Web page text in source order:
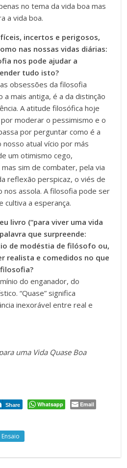
no tema da vida boa mas
a vida boa.
incertos e perigosos,
nas nossas vidas diárias:
nos pode ajudar a
tudo isto?
obsessões da filosofia
a mais antiga, é a da distinção
A atitude filosófica hoje
moderar o pessimismo e o
por perguntar como é a
atual vício por más
um otimismo cego,
sim de combater, pela via
reflexão perspicaz, o viés de
nos assola. A filosofia pode ser
a esperança.
livro (“para viver uma vida
que surpreende:
de modéstia de filósofo ou,
realista e comedidos no que
do enganador, do
“Quase” significa
inexorável entre real e
uma Vida Quase Boa
Share Whatsapp Email
Ensaio